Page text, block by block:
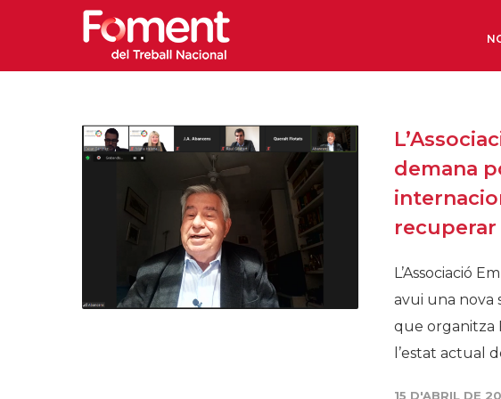
demana
recuperar
L’Associació
avui una nova
que organitza
l’estat actual
15 D'ABRIL DE